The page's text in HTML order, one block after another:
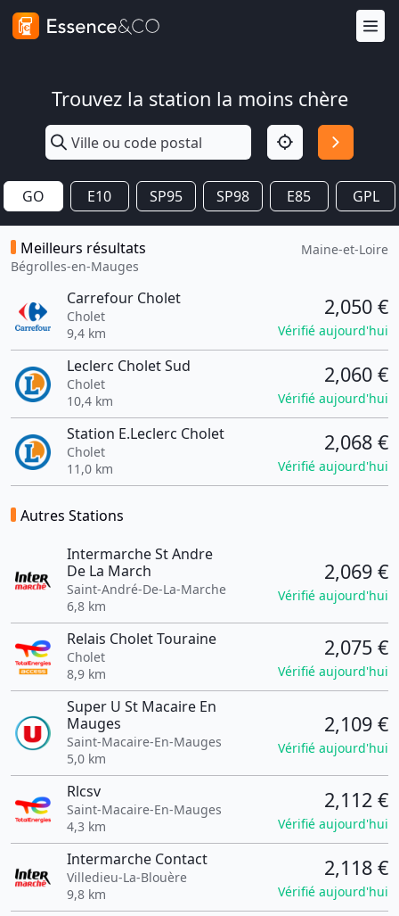
Trouvez la station la moins chère
GO E10 SP95 SP98 E85 GPL
Meilleurs résultats
Bégrolles-en-Mauges
Maine-et-Loire
Carrefour Cholet
Cholet
9,4 km
2,050 €
Vérifié aujourd'hui
Leclerc Cholet Sud
Cholet
10,4 km
2,060 €
Vérifié aujourd'hui
Station E.Leclerc Cholet
Cholet
11,0 km
2,068 €
Vérifié aujourd'hui
Autres Stations
Intermarche St Andre
De La March
Saint-André-De-La-Marche
6,8 km
2,069 €
Vérifié aujourd'hui
Relais Cholet Touraine
Cholet
8,9 km
2,075 €
Vérifié aujourd'hui
Super U St Macaire En
Mauges
Saint-Macaire-En-Mauges
5,0 km
2,109 €
Vérifié aujourd'hui
Rlcsv
Saint-Macaire-En-Mauges
4,3 km
2,112 €
Vérifié aujourd'hui
Intermarche Contact
Villedieu-La-Blouère
9,8 km
2,118 €
Vérifié aujourd'hui